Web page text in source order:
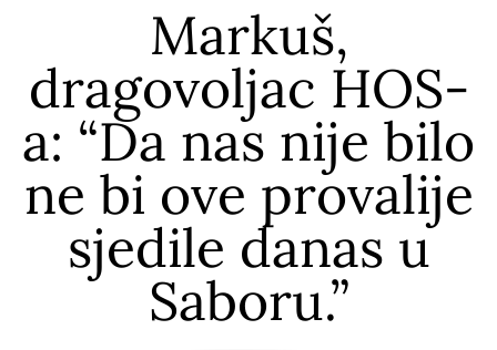
Markuš,
dragovoljac HOS-
a: “Da nas nije bilo
ne bi ove provalije
sjedile danas u
Saboru.”